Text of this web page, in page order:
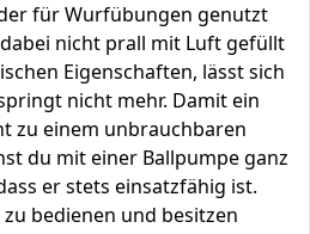
für Wurfübungen genutzt
nicht prall mit Luft gefüllt
Eigenschaften, lässt sich
nicht mehr. Damit ein
zu einem unbrauchbaren
du mit einer Ballpumpe ganz
er stets einsatzfähig ist.
bedienen und besitzen